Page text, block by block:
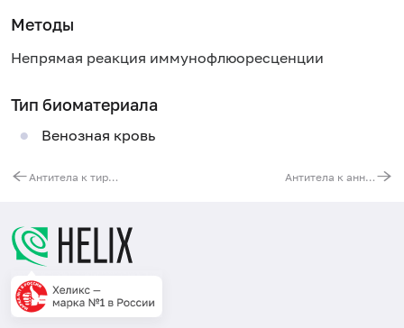
Методы
Непрямая реакция иммунофлюоресценции
Тип биоматериала
Венозная кровь
Антитела к тирозинфосфатазе (IA-2, IgG) Антитела к аннексину V, IgG